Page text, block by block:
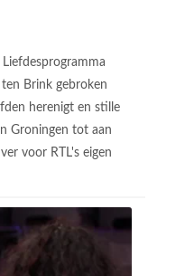
Liefdesprogramma
Brink gebroken
herenigt en stille
Groningen tot aan
voor RTL's eigen